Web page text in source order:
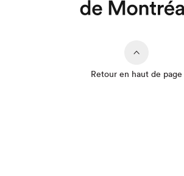
Retour en haut de page